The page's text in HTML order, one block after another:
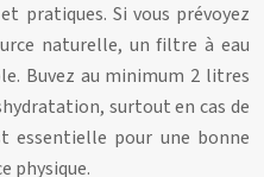
pratiques. Si vous prévoyez
naturelle, un filtre à eau
Buvez au minimum 2 litres
surtout en cas de
essentielle pour une bonne
physique.